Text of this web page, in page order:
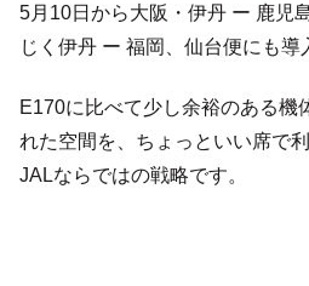
5月10日から大阪・伊丹 ー 鹿児
じく伊丹 ー 福岡、仙台便にも導
E170に比べて少し余裕のある機
れた空間を、ちょっといい席で
JALならではの戦略です。